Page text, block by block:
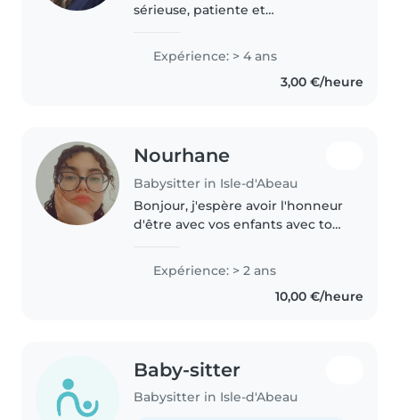
sérieuse, patiente et
des enfants, jouer avec eux, les
aider dans leurs activités et
veiller à leur bien-être. Grâce à..
Expérience: > 4 ans
3,00 €/heure
Nourhane
Babysitter in Isle-d'Abeau
Bonjour, j'espère avoir l'honneur
d'être avec vos enfants avec tout
Expérience: > 2 ans
10,00 €/heure
Baby-sitter
Babysitter in Isle-d'Abeau